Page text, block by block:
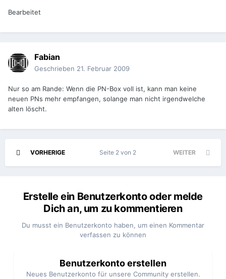
Bearbeitet
Fabian
Geschrieben 21. Februar 2009
Nur so am Rande: Wenn die PN-Box voll ist, kann man keine
neuen PNs mehr empfangen, solange man nicht irgendwelche
alten löscht.
VORHERIGE WEITER
Seite 2 von 2
Erstelle ein Benutzerkonto oder melde
Dich an, um zu kommentieren
Du musst ein Benutzerkonto haben, um einen Kommentar
verfassen zu können
Benutzerkonto erstellen
Neues Benutzerkonto für unsere Community erstellen.